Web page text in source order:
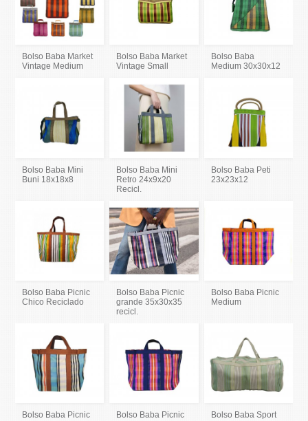
Bolso Baba Market
Vintage Medium
Bolso Baba Market
Vintage Small
Bolso Baba
Medium 30x30x12
Bolso Baba Mini
Buni 18x18x8
Bolso Baba Mini
Retro 24x9x20
Recicl.
Bolso Baba Peti
23x23x12
Bolso Baba Picnic
Chico Reciclado
Bolso Baba Picnic
grande 35x30x35
recicl.
Bolso Baba Picnic
Medium
Bolso Baba Picnic
Bolso Baba Picnic
Bolso Baba Sport